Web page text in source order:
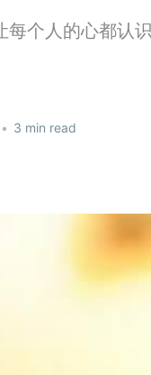
每个人的心都认
• 3 min read